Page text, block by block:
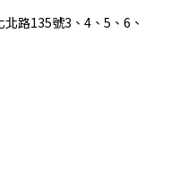
路135號3、4、5、6、